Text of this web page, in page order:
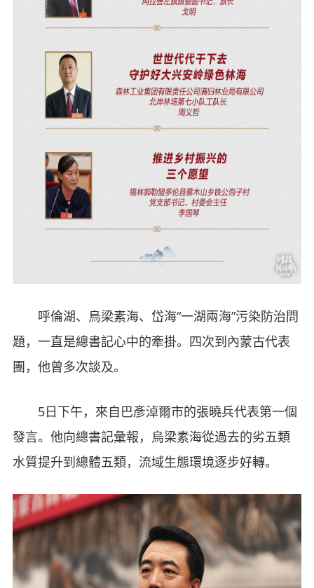
呼倫湖、烏梁素海、岱海“一湖兩海”污染防治問
題，一直是總書記心中的牽掛。四次到內蒙古代表
團，他曾多次談及。
5日下午，來自巴彥淖爾市的張曉兵代表第一個
發言。他向總書記彙報，烏梁素海從過去的劣五類
水質提升到總體五類，流域生態環境逐步好轉。